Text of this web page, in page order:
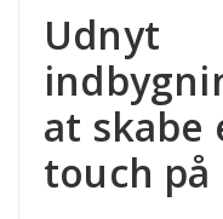
Udnyt
at skabe
touch